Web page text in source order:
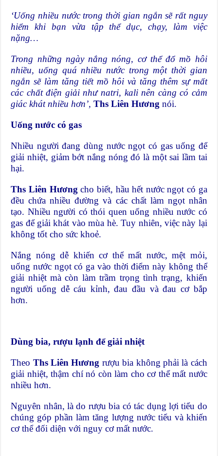
‘Uống nhiều nước trong thời gian ngắn sẽ rất nguy
hiểm khi bạn vừa tập thể dục, chạy, làm việc
nặng…
Trong những ngày nắng nóng, cơ thể đổ mồ hôi
nhiều, uống quá nhiều nước trong một thời gian
ngắn sẽ làm tăng tiết mồ hôi và tăng thêm sự mất
các chất điện giải như natri, kali nên càng có cảm
giác khát nhiều hơn’, Ths Liên Hươngnói.
Uống nước có gas
Nhiều người đang dùng nước ngọt có gas uống để
giải nhiệt, giảm bớt nắng nóng đó là một sai lầm tai
hại.
Ths Liên Hương cho biết, hầu hết nước ngọt có ga
đều chứa nhiều đường và các chất làm ngọt nhân
tạo. Nhiều người có thói quen uống nhiều nước có
gas để giải khát vào mùa hè. Tuy nhiên, việc này lại
không tốt cho sức khoẻ.
Nắng nóng dễ khiến cơ thể mất nước, mệt mỏi,
uống nước ngọt có ga vào thời điểm này không thể
giải nhiệt mà còn làm trầm trọng tình trạng, khiến
người uống dễ cáu kỉnh, đau đầu và đau cơ bắp
hơn.
Dùng bia, rượu lạnh để giải nhiệt
Theo Ths Liên Hương rượu bia không phải là cách
giải nhiệt, thậm chí nó còn làm cho cơ thể mất nước
nhiều hơn.
Nguyên nhân, là do rượu bia có tác dụng lợi tiểu do
chúng góp phần làm tăng lượng nước tiểu và khiến
cơ thể đối diện với nguy cơ mất nước.